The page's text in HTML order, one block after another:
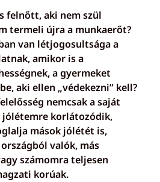
felnőtt, aki nem szül
termeli újra a munkaerőt?
van létjogosultsága a
amikor is a
a gyermeket
aki ellen „védekezni” kell?
nemcsak a saját
jólétemre korlátozódik,
mások jólétét is,
valók, más
számomra teljesen
korúak.